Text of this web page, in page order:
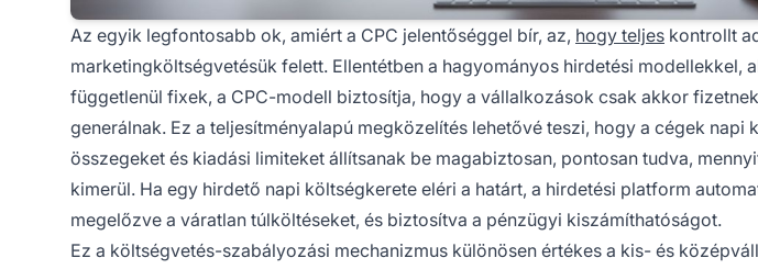
Az egyik legfontosabb ok, amiért a CPC jelentőséggel bír, az, hogy teljes kontrollt
marketingköltségvetésük felett. Ellentétben a hagyományos hirdetési modellekkel,
függetlenül fixek, a CPC-modell biztosítja, hogy a vállalkozások csak akkor
generálnak. Ez a teljesítményalapú megközelítés lehetővé teszi, hogy a cégek napi
összegeket és kiadási limiteket állítsanak be magabiztosan, pontosan tudva,
kimerül. Ha egy hirdető napi költségkerete eléri a határt, a hirdetési platform
megelőzve a váratlan túlköltéseket, és biztosítva a pénzügyi kiszámíthatóságot.
Ez a költségvetés-szabályozási mechanizmus különösen értékes a kis- és